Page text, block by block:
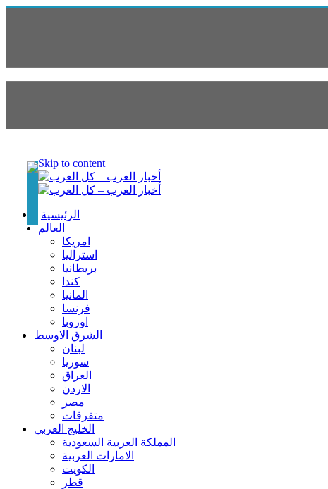
Skip to content
الرئيسية
العالم
امريكا
استراليا
بريطانيا
كندا
المانيا
فرنسا
اوروبا
الشرق الاوسط
لبنان
سوريا
العراق
الاردن
مصر
متفرقات
الخليج العربي
المملكة العربية السعودية
الامارات العربية
الكويت
قطر